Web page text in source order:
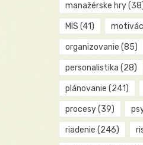
manažérske hry
MIS (41)
organizovanie (85)
personalistika (28)
plánovanie (241)
procesy(39)
riadenie (246)